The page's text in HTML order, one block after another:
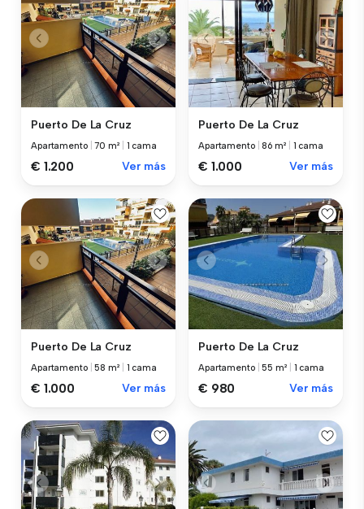
Puerto De La Cruz
Apartamento |70 m² 1 cama
€ 1.200 Ver más
Puerto De La Cruz
Apartamento |86 m² 1 cama
€ 1.000 Ver más
Puerto De La Cruz
Apartamento |58 m² 1 cama
€ 1.000 Ver más
Puerto De La Cruz
Apartamento |55 m² 1 cama
€ 980 Ver más